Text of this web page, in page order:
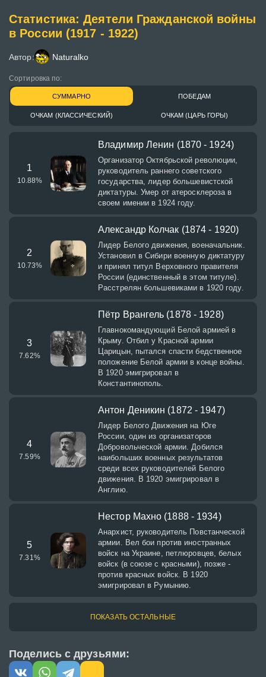
Статистика: Деятели Гражданской войны
в России (1917 - 1922)
Автор: Naturalko
Сортировка по:
СУММАРНО ПОБЕДАМ
ОЧКАМ (КЛАССИЧЕСКИЙ) ОЧКАМ (ЦАРЬ ГОРЫ)
1
10.88%
Владимир Ленин (1870 - 1924)
Организатор Октябрьской революции,
руководитель раннего советского
государства, лидер большевистской
диктатуры. Умер от атеросклероза в
своем имении в 1924 году.
2
10.73%
Александр Колчак (1874 - 1920)
Лидер Белого движения, военачальник.
Установил в Сибири военную диктатуру
и принял титул Верховного правителя
России (единственный в этом титуле).
Расстрелян большевиками в 1920 году.
3
7.62%
Пётр Врангель (1878 - 1928)
Главнокомандующий Белой армией в
Крыму. Отбил у Красной армии
Царицын, пытался спасти бедственное
положение Белой армии в конце войны.
В 1920 эмигрировал в
Константинополь.
4
7.59%
Антон Деникин (1872 - 1947)
Лидер Белого Движения на Юге
России, один из организаторов
Добровольческой армии. Добился
наибольших военных результатов
среди всех руководителей Белого
движения. В 1920 эмигрировал в
Англию.
5
7.31 %
Нестор Махно (1888 - 1934)
Анархист, руководитель Повстанческой
армии. Вел бои против иностранных
войск на Украине, петлюровцев, белых
войск (в союзе с красными), позже -
против красных войск. В 1920
эмигрировал в Румынию.
ПОКАЗАТЬ ОСТАЛЬНЫЕ
Поделись с друзьями: